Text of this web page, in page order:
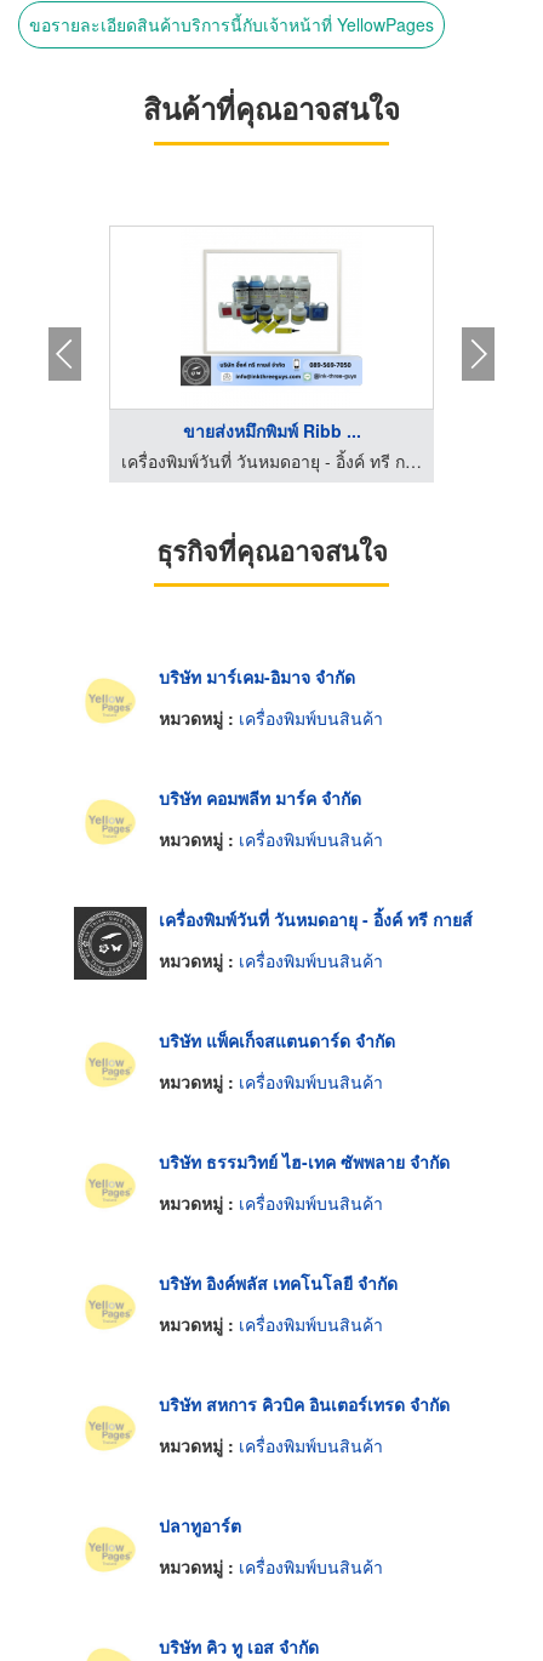
ขอรายละเอียดสินค้าบริการนี้กับเจ้าหน้าที่ YellowPages
สินค้าที่คุณอาจสนใจ
ขายส่งหมึกพิมพ์ Ribb ...
เครื่องพิมพ์วันที่ วันหมดอายุ - อิ้งค์ ทรี กายส์
ธุรกิจที่คุณอาจสนใจ
บริษัท มาร์เคม-อิมาจ จำกัด
หมวดหมู่ : เครื่องพิมพ์บนสินค้า
บริษัท คอมพลีท มาร์ค จำกัด
หมวดหมู่ : เครื่องพิมพ์บนสินค้า
เครื่องพิมพ์วันที่ วันหมดอายุ - อิ้งค์ ทรี กายส์
หมวดหมู่ : เครื่องพิมพ์บนสินค้า
บริษัท แพ็คเก็จสแตนดาร์ด จำกัด
หมวดหมู่ : เครื่องพิมพ์บนสินค้า
บริษัท ธรรมวิทย์ ไฮ-เทค ซัพพลาย จำกัด
หมวดหมู่ : เครื่องพิมพ์บนสินค้า
บริษัท อิงค์พลัส เทคโนโลยี จำกัด
หมวดหมู่ : เครื่องพิมพ์บนสินค้า
บริษัท สหการ คิวบิค อินเตอร์เทรด จำกัด
หมวดหมู่ : เครื่องพิมพ์บนสินค้า
ปลาทูอาร์ต
หมวดหมู่ : เครื่องพิมพ์บนสินค้า
บริษัท คิว ทู เอส จำกัด